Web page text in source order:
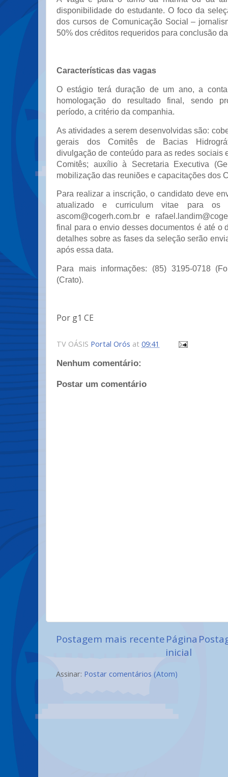
disponibilidade do estudante. O foco da
dos cursos de Comunicação Social –
50% dos créditos requeridos para conclusão
Características das vagas
O estágio terá duração de um ano, a
homologação do resultado final, sendo
período, a critério da companhia.
As atividades a serem desenvolvidas são:
gerais dos Comitês de Bacias
divulgação de conteúdo para as redes sociais
Comitês; auxílio à Secretaria Executiva
mobilização das reuniões e capacitações dos
Para realizar a inscrição, o candidato deve
atualizado e curriculum vitae para os
ascom@cogerh.com.br e
final para o envio desses documentos é até o
detalhes sobre as fases da seleção serão
após essa data.
Para mais informações: (85) 3195-0718
(Crato).
Por g1 CE
TV OÁSIS Portal Orós at 09:41
Nenhum comentário:
Postar um comentário
Postagem mais recentePágina
inicial
Assinar: Postar comentários (Atom)